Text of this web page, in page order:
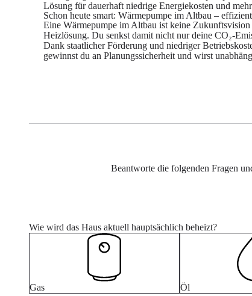
Lösung für dauerhaft niedrige Energiekosten und
Schon heute smart: Wärmepumpe im Altbau –
Eine Wärmepumpe im Altbau ist keine
Heizlösung. Du senkst damit nicht nur deine CO₂-
Dank staatlicher Förderung und niedriger
gewinnst du an Planungssicherheit und wirst
Beantworte die folgenden Fragen
Wie wird das Haus aktuell hauptsächlich beheizt?
Gas Öl